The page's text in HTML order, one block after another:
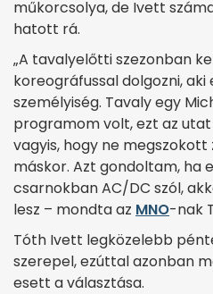
műkorcsolya, de Ivett
hatott rá.
„A tavalyelőtti szezonban
koreográfussal dolgozni,
személyiség. Tavaly egy
programom volt, ezt az
vagyis, hogy ne
máskor. Azt gondoltam, ha
csarnokban AC/DC szól,
lesz – mondta az MNO-nak
Tóth Ivett legközelebb
szerepel, ezúttal azonban
esett a választása.